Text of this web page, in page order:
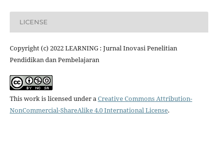
LICENSE
Copyright (c) 2022 LEARNING : Jurnal Inovasi Penelitian
Pendidikan dan Pembelajaran
This work is licensed under aCreative Commons Attribution-
NonCommercial-ShareAlike 4.0 International License.